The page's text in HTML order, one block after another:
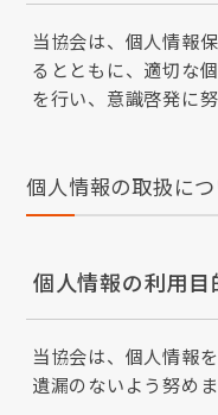
当協会は、個人情報
るとともに、適切な
を行い、意識啓発に努
個人情報の取扱に
個人情報の利用目
当協会は、個人情報
遺漏のないよう努めま